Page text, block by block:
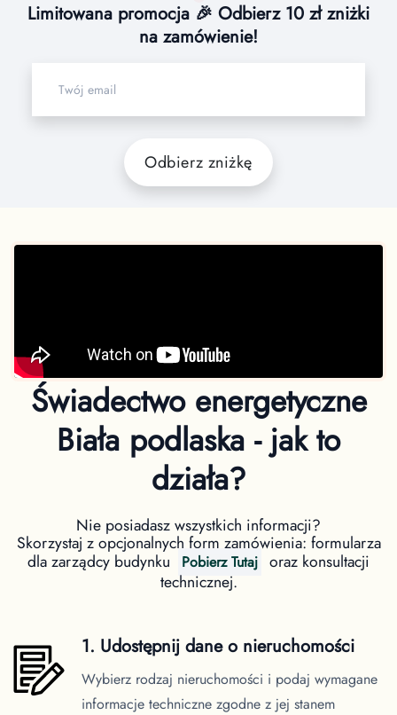
Limitowana promocja 🎉 Odbierz 10 zł zniżki
na zamówienie!
Odbierz zniżkę
Świadectwo energetyczne
Biała podlaska - jak to
działa?
Nie posiadasz wszystkich informacji?
Skorzystaj z opcjonalnych form zamówienia: formularza
dla zarządcy budynku
Pobierz Tutaj oraz konsultacji
technicznej.
1. Udostępnij dane o nieruchomości
Wybierz rodzaj nieruchomości i podaj wymagane
informacje techniczne zgodne z jej stanem